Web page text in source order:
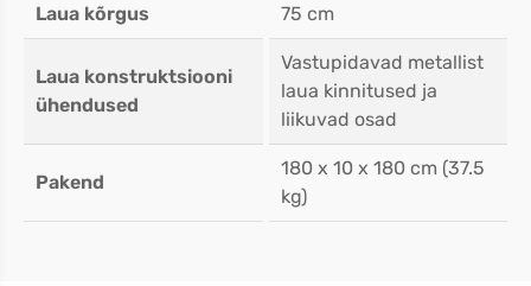
Laua kõrgus 75 cm
Laua konstruktsiooni
ühendused
Vastupidavad metallist
laua kinnitused ja
liikuvad osad
Pakend
180 x 10 x 180 cm (37.5
kg)